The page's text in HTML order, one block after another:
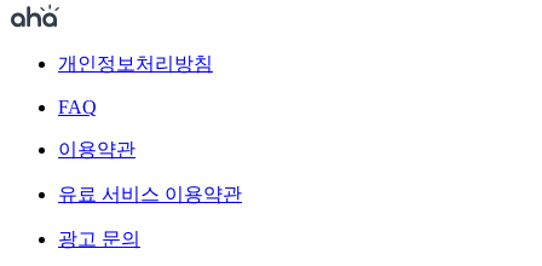
개인정보처리방침
FAQ
이용약관
유료 서비스 이용약관
광고 문의